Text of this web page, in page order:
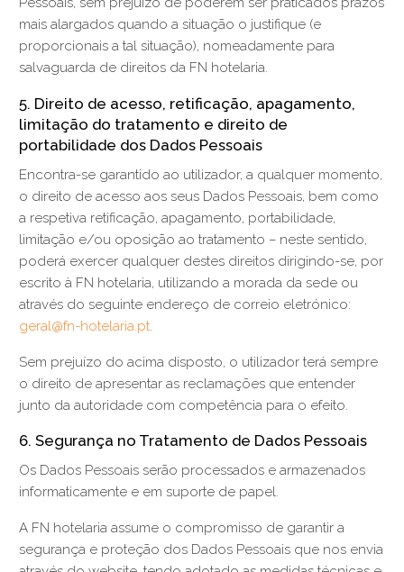
mais alargados quando a situação o justifique (e
proporcionais a tal situação), nomeadamente para
salvaguarda de direitos da FN hotelaria.
5. Direito de acesso, retificação, apagamento,
limitação do tratamento e direito de
portabilidade dos Dados Pessoais
Encontra-se garantido ao utilizador, a qualquer momento,
o direito de acesso aos seus Dados Pessoais, bem como
a respetiva retificação, apagamento, portabilidade,
limitação e/ou oposição ao tratamento – neste sentido,
poderá exercer qualquer destes direitos dirigindo-se, por
escrito à FN hotelaria, utilizando a morada da sede ou
através do seguinte endereço de correio eletrónico:
geral@fn-hotelaria.pt.
Sem prejuízo do acima disposto, o utilizador terá sempre
o direito de apresentar as reclamações que entender
junto da autoridade com competência para o efeito.
6. Segurança no Tratamento de Dados Pessoais
Os Dados Pessoais serão processados e armazenados
informaticamente e em suporte de papel.
A FN hotelaria assume o compromisso de garantir a
segurança e proteção dos Dados Pessoais que nos envia